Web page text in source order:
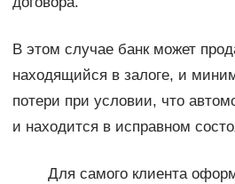
В этом случае банк может
находящийся в залоге, и
потери при условии, что
и находится в исправном
Для самого клиента